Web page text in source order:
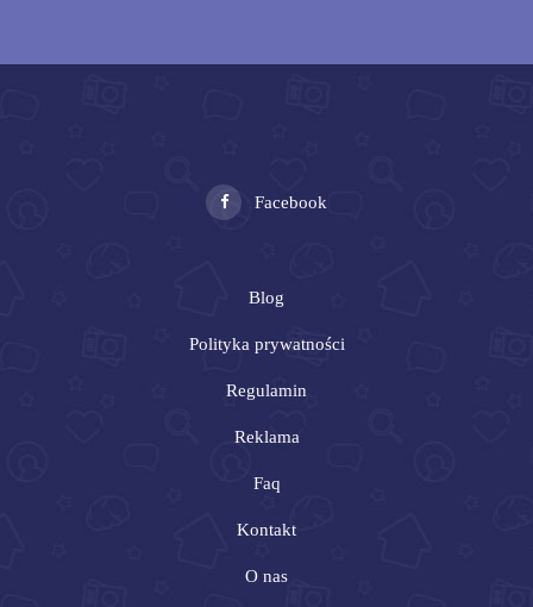
Blog
Polityka prywatności
Regulamin
Reklama
Faq
Kontakt
O nas
Facebook